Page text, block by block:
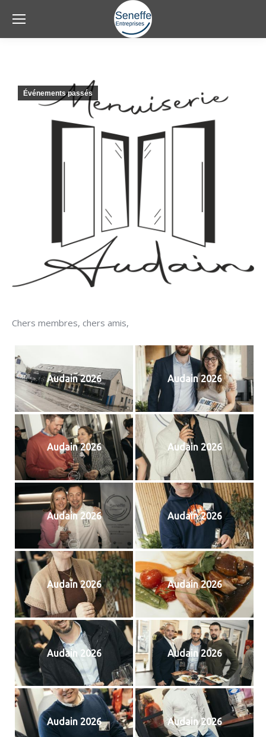
Événements passés
Chers membres, chers amis,
Audain 2026 Audain 2026
Audain 2026 Audain 2026
Audain 2026 Audain 2026
Audain 2026 Audain 2026
Audain 2026 Audain 2026
Audain 2026 Audain 2026